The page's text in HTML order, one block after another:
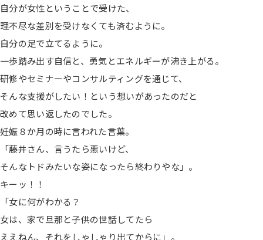
自分が女性ということで受けた、
理不尽な差別を受けなくても済むように。
自分の足で立てるように。
一歩踏み出す自信と、勇気とエネルギーが沸き上がる。
研修やセミナーやコンサルティングを通じて、
そんな支援がしたい！という想いがあったのだと
改めて思い返したのでした。
妊娠８か月の時に言われた言葉。
「藤井さん、言うたら悪いけど、
そんなトドみたいな姿になったら終わりやな」。
キーッ！！
「女に何がわかる？
女は、家で旦那と子供の世話してたら
ええねん、それをしゃしゃり出てからに」。